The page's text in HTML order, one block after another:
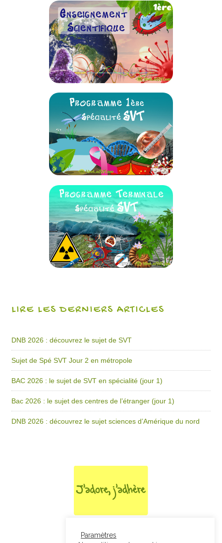
LIRE LES DERNIERS ARTICLES
DNB 2026 : découvrez le sujet de SVT
Sujet de Spé SVT Jour 2 en métropole
BAC 2026 : le sujet de SVT en spécialité (jour 1)
Bac 2026 : le sujet des centres de l’étranger (jour 1)
DNB 2026 : découvrez le sujet sciences d’Amérique du nord
Paramètres